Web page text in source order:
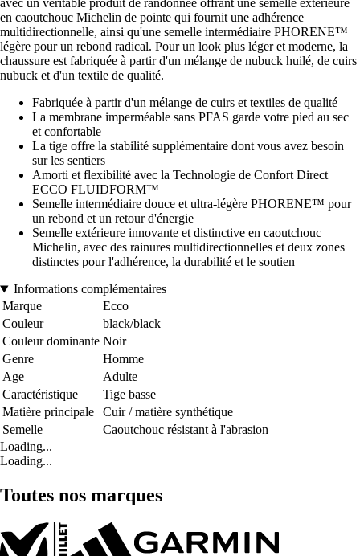
avec un véritable produit de randonnée offrant une semelle extérieure
en caoutchouc Michelin de pointe qui fournit une adhérence
multidirectionnelle, ainsi qu'une semelle intermédiaire PHORENE™
légère pour un rebond radical. Pour un look plus léger et moderne, la
chaussure est fabriquée à partir d'un mélange de nubuck huilé, de cuirs
nubuck et d'un textile de qualité.
Fabriquée à partir d'un mélange de cuirs et textiles de qualité
La membrane imperméable sans PFAS garde votre pied au sec
et confortable
La tige offre la stabilité supplémentaire dont vous avez besoin
sur les sentiers
Amorti et flexibilité avec la Technologie de Confort Direct
ECCO FLUIDFORM™
Semelle intermédiaire douce et ultra-légère PHORENE™ pour
un rebond et un retour d'énergie
Semelle extérieure innovante et distinctive en caoutchouc
Michelin, avec des rainures multidirectionnelles et deux zones
distinctes pour l'adhérence, la durabilité et le soutien
Informations complémentaires
Marque
Ecco
Couleur
black/black
Couleur dominante Noir
Genre
Homme
Age
Adulte
Caractéristique
Tige basse
Matière principale
Cuir / matière synthétique
Semelle
Caoutchouc résistant à l'abrasion
Loading...
Loading...
Toutes nos marques